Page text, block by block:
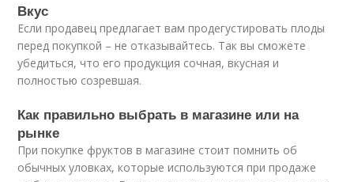
Вкус
Если продавец предлагает вам продегустировать плоды
перед покупкой – не отказывайтесь. Так вы сможете
убедиться, что его продукция сочная, вкусная и
полностью созревшая.
Как правильно выбрать в магазине или на
рынке
При покупке фруктов в магазине стоит помнить об
обычных уловках, которые используются при продаже